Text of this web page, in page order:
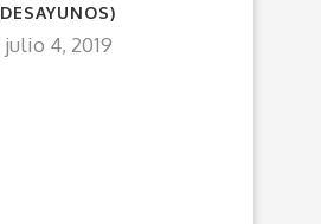
DESAYUNOS)
julio 4, 2019